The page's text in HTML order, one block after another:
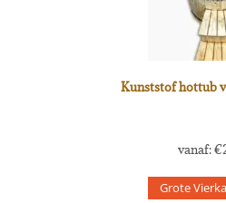
Kunststof hottub
vanaf:€
Grote